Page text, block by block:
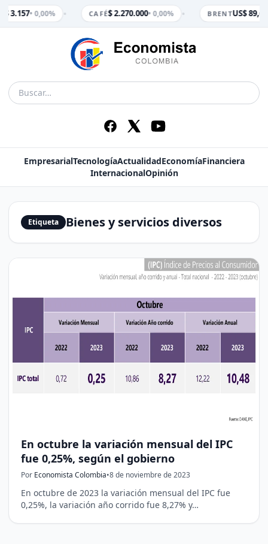
$ 3.157• 0,00% • CAFÉ$ 2.270.000• 0,00% • BRENTUS$ 89,65
EmpresarialTecnologíaActualidadEconomíaFinanciera
InternacionalOpinión
Etiqueta Bienes y servicios diversos
En octubre la variación mensual del IPC
fue 0,25%, según el gobierno
Por Economista Colombia•8 de noviembre de 2023
En octubre de 2023 la variación mensual del IPC fue
0,25%, la variación año corrido fue 8,27% y…